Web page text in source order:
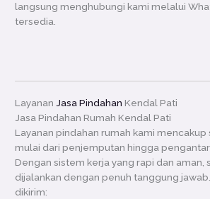
langsung menghubungi kami melalui
tersedia.
LayananJasa Pindahan Kendal Pati
Jasa Pindahan Rumah Kendal Pati
Layanan pindahan rumah kami
mulai dari penjemputan hingga
Dengan sistem kerja yang rapi dan aman,
dijalankan dengan penuh tanggung
dikirim: